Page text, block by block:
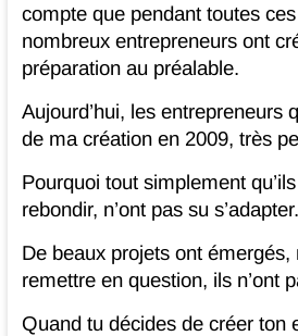
compte que pendant toutes
nombreux entrepreneurs ont
préparation au préalable.
Aujourd’hui, les entrepreneurs
de ma création en 2009, très
Pourquoi tout simplement
rebondir, n’ont pas su s’adapter.
De beaux projets ont
remettre en question, ils n’ont
Quand tu décides de créer ton